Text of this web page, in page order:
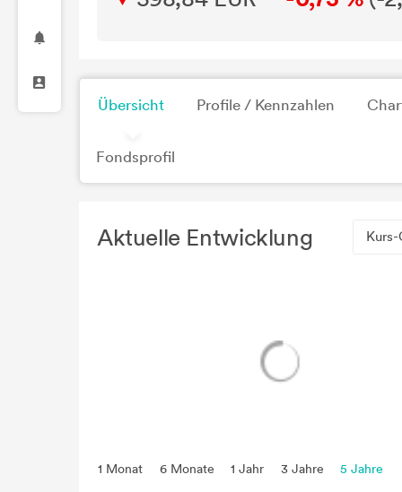
Übersicht Profile / Kennzahlen
Fondsprofil
Aktuelle Entwicklung Kurs-
1 Monat 6 Monate 1 Jahr 3 Jahre 5 Jahre